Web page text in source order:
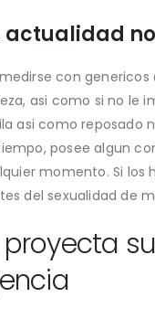
con
asi­ como si no le
asi­ como reposado
posee algun
momento. Si
del sexualidad de